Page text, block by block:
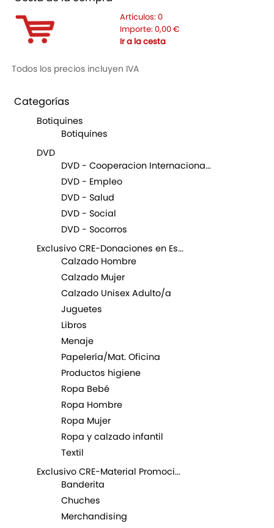
Artículos: 0
Importe: 0,00 €
Ir a la cesta
Todos los precios incluyen IVA
Categorías
Botiquines
Botiquines
DVD
DVD - Cooperacion Internaciona...
DVD - Empleo
DVD - Salud
DVD - Social
DVD - Socorros
Exclusivo CRE-Donaciones en Es...
Calzado Hombre
Calzado Mujer
Calzado Unisex Adulto/a
Juguetes
Libros
Menaje
Papelería/Mat. Oficina
Productos higiene
Ropa Bebé
Ropa Hombre
Ropa Mujer
Ropa y calzado infantil
Textil
Exclusivo CRE-Material Promoci...
Banderita
Chuches
Merchandising